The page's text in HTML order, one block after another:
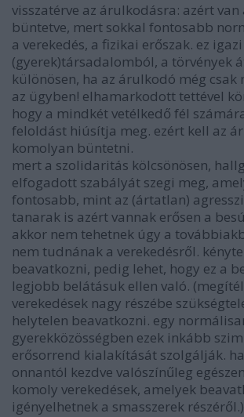
visszatérve az árulkodásra: azért
büntetve, mert sokkal fontosabb
a verekedés, a fizikai erőszak. ez
(gyerek)társadalomból, a törvények
különösen, ha az árulkodó még csak
az ügyben! elhamarkodott tettével
hogy a mindkét vetélkedő fél
feloldást hiúsítja meg. ezért kell az
komolyan büntetni.
mert a szolidaritás kölcsönösen,
elfogadott szabályát szegi meg,
fontosabb, mint az (ártatlan)
tanarak is azért vannak erősen a
akkor nem tehetnek úgy a
nem tudnának a verekedésről.
beavatkozni, pedig lehet, hogy ez a
legjobb belátásuk ellen való.
verekedések nagy részébe
helytelen beavatkozni. egy
gyerekközösségben ezek inkább
erősorrend kialakítását szolgálják.
onnantól kezdve valószínűleg
komoly verekedések, amelyek
igényelhetnek a smasszerek részéről.)